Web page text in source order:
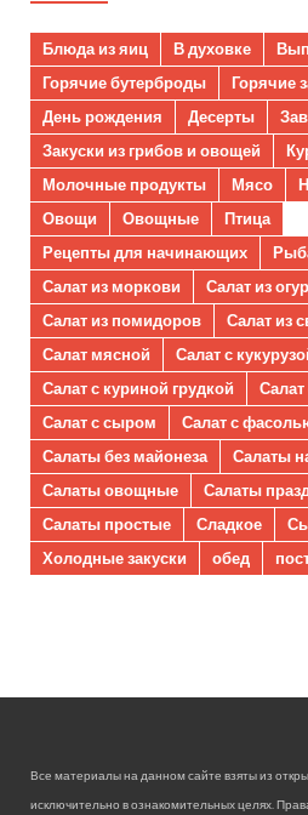
Блюда из яиц В духовке
Горячие бутерброды
Горячие
День рождения
Десерты
Закуски из грибов и овощей
Молочные продукты
Мясо
Овощи
Овощные
Птица
Рецепты для начинающих
Салат из моркови
Салат из
Салат из помидоров
Салат из
Салат мясной
Салат с
Салат с куриной грудкой
Салат
Салат с сыром
Салат с
Салаты без майонеза
Салаты
Салаты овощные
Салаты
Салаты простые
Сладкое
Холодные закуски
обед
Все материалы на данном сайте взяты из
исключительно в ознакомительных целях.